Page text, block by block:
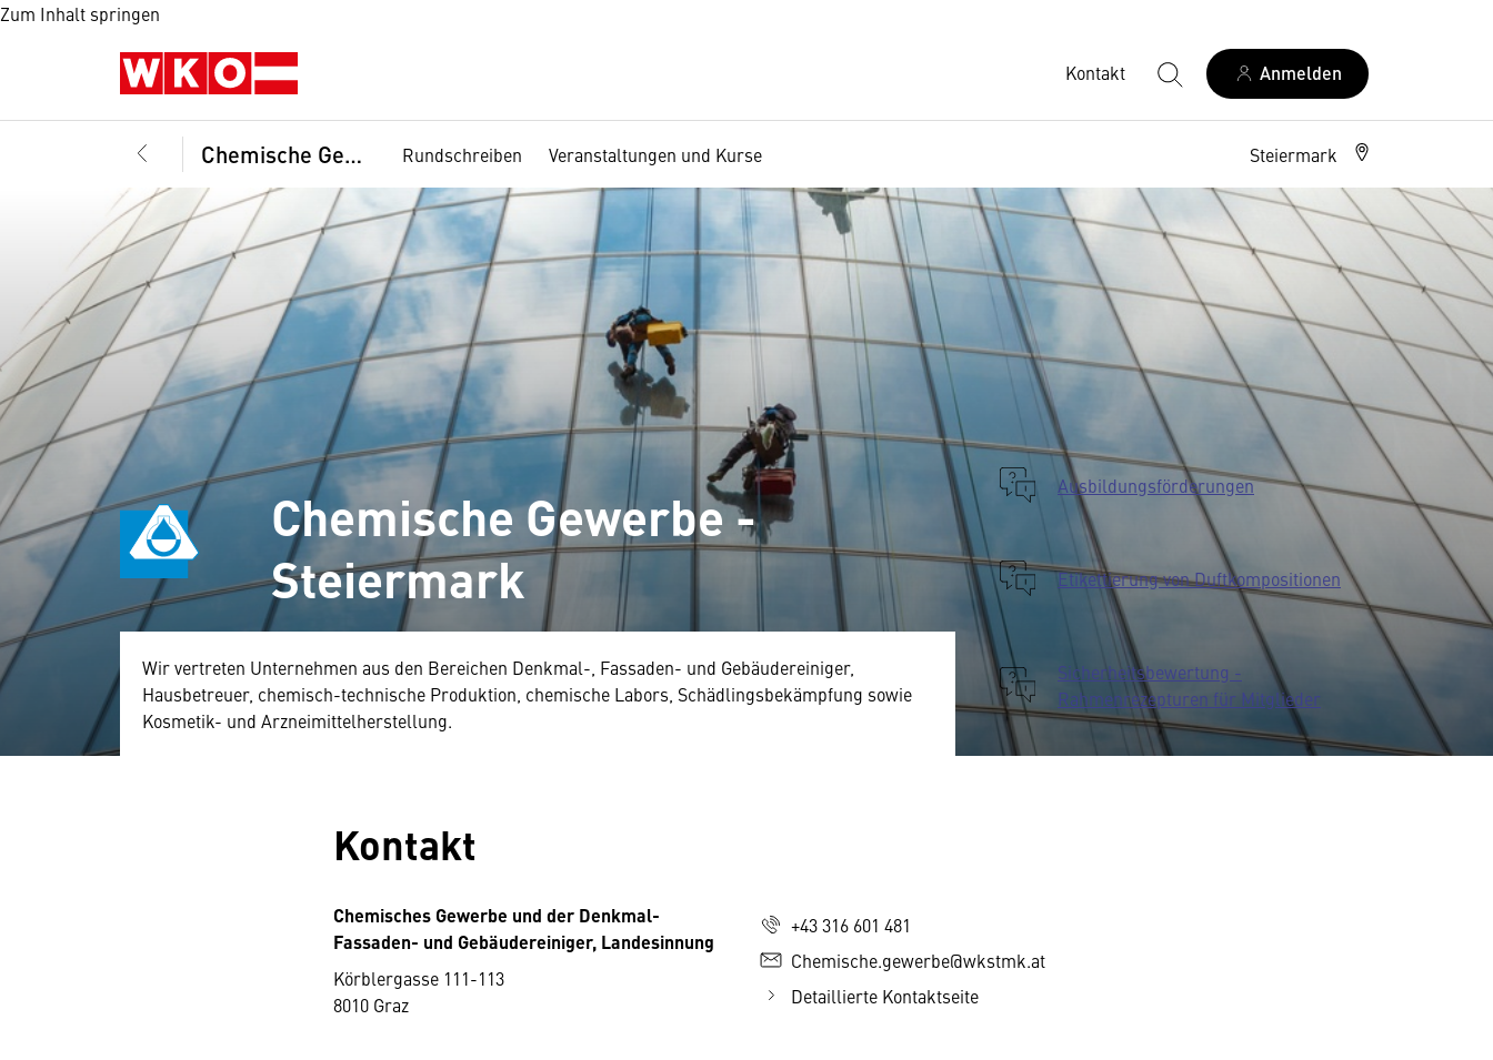
Zum Inhalt springen
Kontakt Anmelden
Chemische Gewerbe und der Denkmal-, Fassaden- und Gebäudereiniger, Landesinnung Rundschreiben Veranstaltungen und Kurse Steiermark
Chemische Gewerbe -
Steiermark
Wir vertreten Unternehmen aus den Bereichen Denkmal-, Fassaden- und Gebäudereiniger,
Hausbetreuer, chemisch-technische Produktion, chemische Labors, Schädlingsbekämpfung sowie
Kosmetik- und Arzneimittelherstellung.
Ausbildungsförderungen
Etikettierung von Duftkompositionen
Sicherheitsbewertung -
Rahmenrezepturen für Mitglieder
Kontakt
Chemisches Gewerbe und der Denkmal-
Fassaden- und Gebäudereiniger, Landesinnung
Körblergasse 111-113
8010 Graz
+43 316 601 481
Chemische.gewerbe@wkstmk.at
Detaillierte Kontaktseite